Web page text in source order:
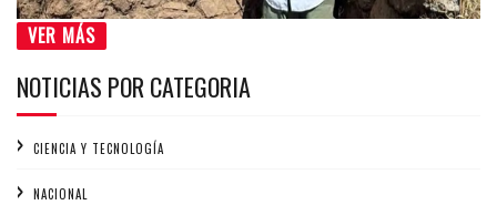
VER MÁS
NOTICIAS POR CATEGORIA
CIENCIA Y TECNOLOGÍA
NACIONAL